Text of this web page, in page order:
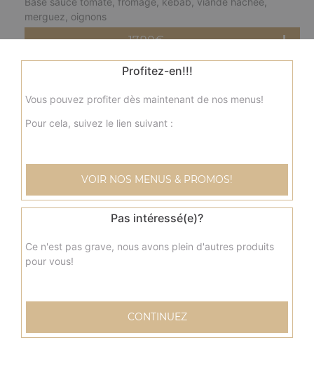
merguez, oignons
17.90€
Base crème fraîche, fromage, blanc de poulet, pommes
de terre, champignons, olives
nordique
Base crème fraîche, fromage, saumon, olives
17.90€
Profitez-en!!!
Vous pouvez profiter dès maintenant de nos menus!
Pour cela, suivez le lien suivant :
VOIR NOS MENUS & PROMOS!
Pas intéressé(e)?
Ce n'est pas grave, nous avons plein d'autres produits
pour vous!
CONTINUEZ